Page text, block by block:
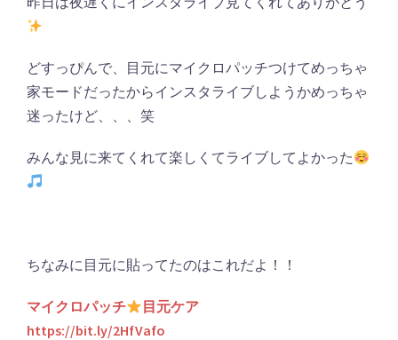
どすっぴんで、目元にマイクロパッチつけてめっちゃ
家モードだったからインスタライブしようかめっちゃ
迷ったけど、、、笑
みんな見に来てくれて楽しくてライブしてよかった
ちなみに目元に貼ってたのはこれだよ！！
マイクロパッチ
目元ケア
https://bit.ly/2HfVafo